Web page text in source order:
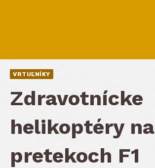
VRTUĽNÍKY
Zdravotnícke
helikoptéry na
pretekoch F1